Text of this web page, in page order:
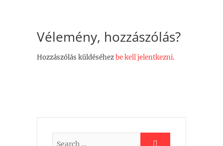
Vélemény, hozzászólás?
Hozzászólás küldéséhezbe kell jelentkezni.